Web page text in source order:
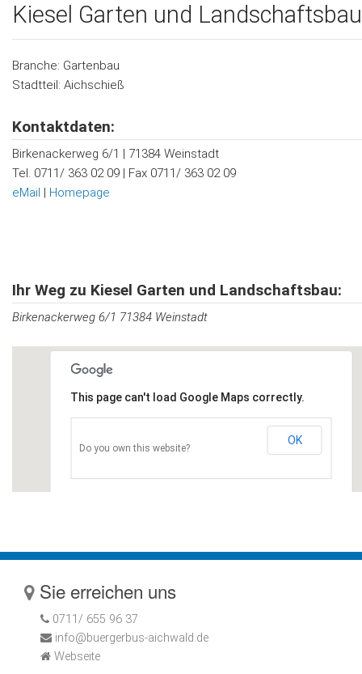
Fahrplan
Werbepartner
Kontakt
Kiesel Garten und Landschaftsbau
Branche: Gartenbau
Stadtteil: Aichschieß
Kontaktdaten:
Birkenackerweg 6/1 | 71384 Weinstadt
Tel. 0711/ 363 02 09 | Fax 0711/ 363 02 09
eMail
Homepage
Ihr Weg zu Kiesel Garten und Landschaftsbau:
Birkenackerweg 6/1 71384 Weinstadt
This page can't load Google Maps correctly.
Do you own this website?
OK
Sie erreichen uns
0711/ 655 96 37
info@buergerbus-aichwald.de
Webseite